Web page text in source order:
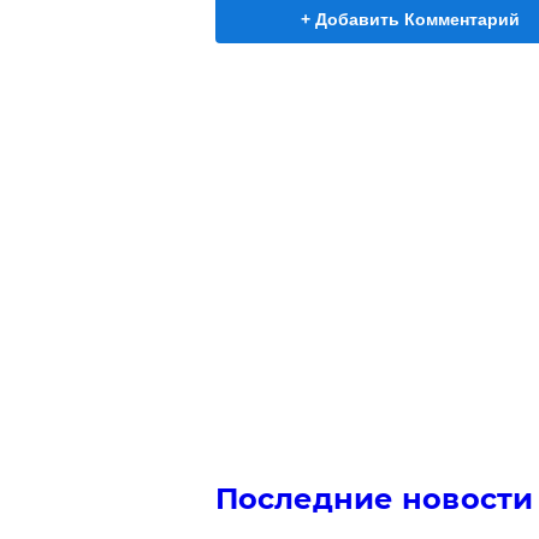
+ Добавить Комментарий
Последние новости